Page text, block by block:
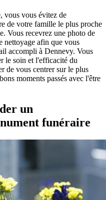
vous vous évitez de
de votre famille le plus proche
Vous recevrez une photo de
nettoyage afin que vous
accompli à Dennevy. Vous
le soin et l'efficacité du
de vous centrer sur le plus
moments passés avec l'être
un
funéraire